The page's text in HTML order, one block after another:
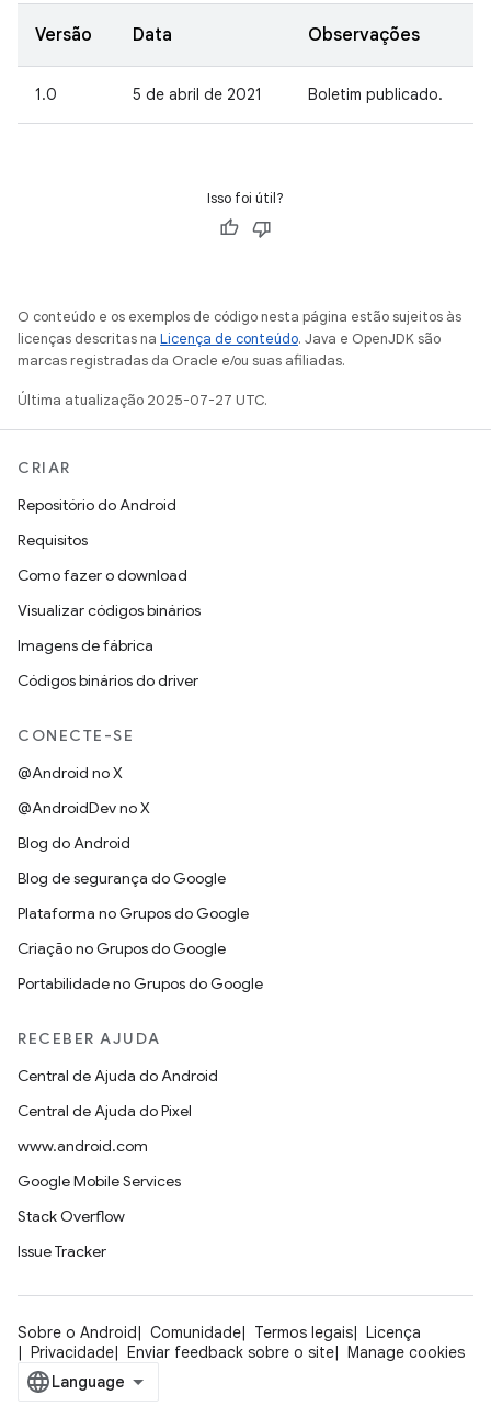
Versão Data Observações
1.0 5 de abril de 2021 Boletim publicado.
Isso foi útil?
O conteúdo e os exemplos de código nesta página estão sujeitos às
licenças descritas na Licença de conteúdo. Java e OpenJDK são
marcas registradas da Oracle e/ou suas afiliadas.
Última atualização 2025-07-27 UTC.
CRIAR
Repositório do Android
Requisitos
Como fazer o download
Visualizar códigos binários
Imagens de fábrica
Códigos binários do driver
CONECTE-SE
@Android no X
@AndroidDev no X
Blog do Android
Blog de segurança do Google
Plataforma no Grupos do Google
Criação no Grupos do Google
Portabilidade no Grupos do Google
RECEBER AJUDA
Central de Ajuda do Android
Central de Ajuda do Pixel
www.android.com
Google Mobile Services
Stack Overflow
Issue Tracker
Sobre o Android Comunidade Termos legais
Licença
Privacidade
Enviar feedback sobre o site Manage cookies